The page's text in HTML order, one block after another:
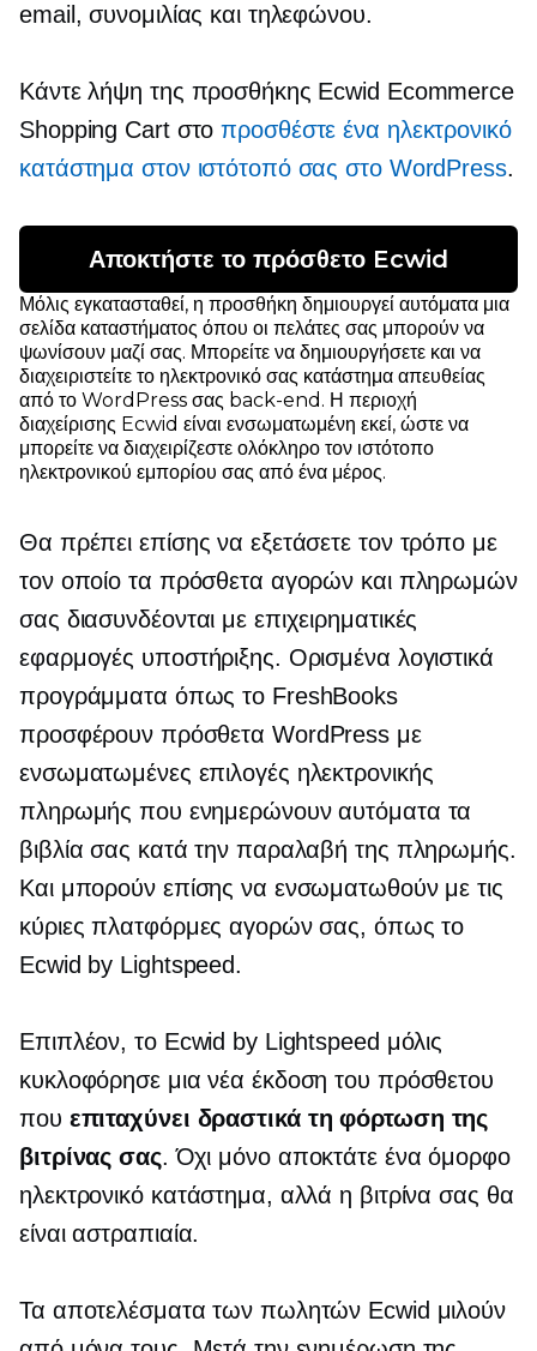
email, συνομιλίας και τηλεφώνου.
Κάντε λήψη της προσθήκης Ecwid Ecommerce
Shopping Cart στοπροσθέστε ένα ηλεκτρονικό
κατάστημα στον ιστότοπό σας στο WordPress.
Αποκτήστε το πρόσθετο Ecwid
Μόλις εγκατασταθεί, η προσθήκη δημιουργεί αυτόματα μια
σελίδα καταστήματος όπου οι πελάτες σας μπορούν να
ψωνίσουν μαζί σας. Μπορείτε να δημιουργήσετε και να
διαχειριστείτε το ηλεκτρονικό σας κατάστημα απευθείας
από το WordPress σας back-end. Η περιοχή
διαχείρισης Ecwid είναι ενσωματωμένη εκεί, ώστε να
μπορείτε να διαχειρίζεστε ολόκληρο τον ιστότοπο
ηλεκτρονικού εμπορίου σας από ένα μέρος.
Θα πρέπει επίσης να εξετάσετε τον τρόπο με
τον οποίο τα πρόσθετα αγορών και πληρωμών
σας διασυνδέονται με επιχειρηματικές
εφαρμογές υποστήριξης. Ορισμένα λογιστικά
προγράμματα όπως το FreshBooks
προσφέρουν πρόσθετα WordPress με
ενσωματωμένες επιλογές ηλεκτρονικής
πληρωμής που ενημερώνουν αυτόματα τα
βιβλία σας κατά την παραλαβή της πληρωμής.
Και μπορούν επίσης να ενσωματωθούν με τις
κύριες πλατφόρμες αγορών σας, όπως το
Ecwid by Lightspeed.
Επιπλέον, το Ecwid by Lightspeed μόλις
κυκλοφόρησε μια νέα έκδοση του πρόσθετου
που επιταχύνει δραστικά τη φόρτωση της
βιτρίνας σας. Όχι μόνο αποκτάτε ένα όμορφο
ηλεκτρονικό κατάστημα, αλλά η βιτρίνα σας θα
είναι αστραπιαία.
Τα αποτελέσματα των πωλητών Ecwid μιλούν